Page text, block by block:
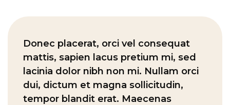
Donec placerat, orci vel consequat
mattis, sapien lacus pretium mi, sed
lacinia dolor nibh non mi. Nullam orci
dui, dictum et magna sollicitudin,
tempor blandit erat. Maecenas